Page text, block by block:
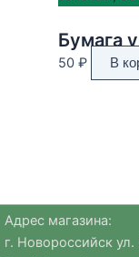
50 ₽ В
Адрес магазина:
г. Новороссийск ул.